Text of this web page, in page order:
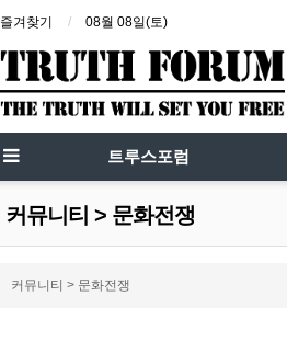
즐겨찾기 08월 08일(토)
트루스포럼
커뮤니티 > 문화전쟁
커뮤니티 > 문화전쟁